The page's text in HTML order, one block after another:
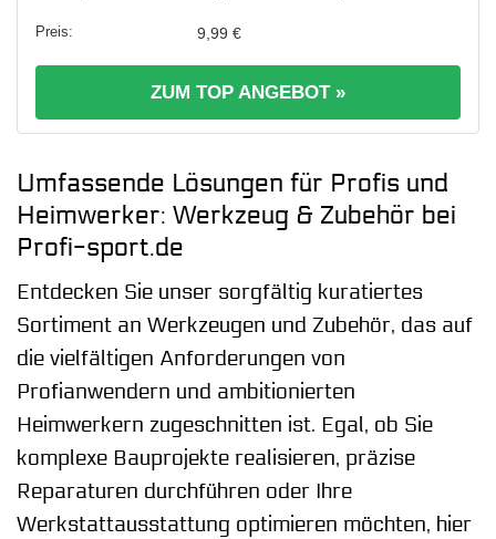
9,99 €
ZUM TOP ANGEBOT »
Umfassende Lösungen für Profis und
Heimwerker: Werkzeug & Zubehör bei
Profi-sport.de
Entdecken Sie unser sorgfältig kuratiertes
Sortiment an Werkzeugen und Zubehör, das auf
die vielfältigen Anforderungen von
Profianwendern und ambitionierten
Heimwerkern zugeschnitten ist. Egal, ob Sie
komplexe Bauprojekte realisieren, präzise
Reparaturen durchführen oder Ihre
Werkstattausstattung optimieren möchten, hier